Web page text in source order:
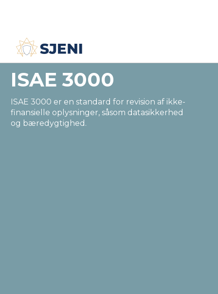
Rådgivning
ISAE 3000
ISAE 3000 er en standard for revision af ikke-
finansielle oplysninger, såsom datasikkerhed
og bæredygtighed.